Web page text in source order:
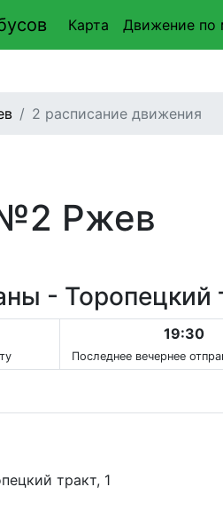
Карта Движение по
2 расписание движения
Ржев
- Торопецкий
19:30
Последнее вечернее
тракт, 1